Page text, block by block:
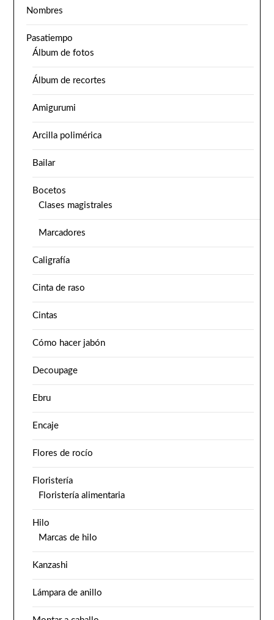
Nombres
Pasatiempo
Álbum de fotos
Álbum de recortes
Amigurumi
Arcilla polimérica
Bailar
Bocetos
Clases magistrales
Marcadores
Caligrafía
Cinta de raso
Cintas
Cómo hacer jabón
Decoupage
Ebru
Encaje
Flores de rocío
Floristería
Floristería alimentaria
Hilo
Marcas de hilo
Kanzashi
Lámpara de anillo